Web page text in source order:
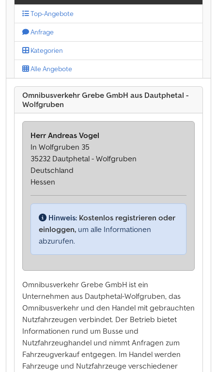
Top-Angebote
Anfrage
Kategorien
Alle Angebote
Omnibusverkehr Grebe GmbH aus Dautphetal -
Wolfgruben
Omnibusverkehr Grebe GmbH ist ein
Unternehmen aus Dautphetal-Wolfgruben, das
Omnibusverkehr und den Handel mit gebrauchten
Nutzfahrzeugen verbindet. Der Betrieb bietet
Informationen rund um Busse und
Nutzfahrzeughandel und nimmt Anfragen zum
Fahrzeugverkauf entgegen. Im Handel werden
Fahrzeuge und Nutzfahrzeuge verschiedener
Herr Andreas Vogel
In Wolfgruben 35
35232 Dautphetal - Wolfgruben
Deutschland
Hessen
Hinweis: Kostenlos registrieren oder
einloggen, um alle Informationen
abzurufen.